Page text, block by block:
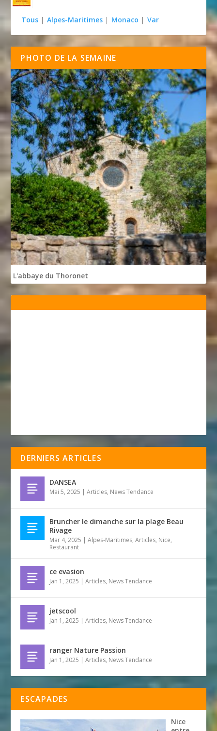
Tous | Alpes-Maritimes | Monaco | Var
PHOTO DE LA SEMAINE
L'abbaye du Thoronet
DERNIERS ARTICLES
DANSEA
Mai 5, 2025 |Articles, News Tendance
Bruncher le dimanche sur la plage Beau
Rivage
Mar 4, 2025 |Alpes-Maritimes,Articles, Nice,
Restaurant
ce evasion
Jan 1, 2025 |Articles, News Tendance
jetscool
Jan 1, 2025 |Articles, News Tendance
ranger Nature Passion
Jan 1, 2025 |Articles, News Tendance
ESCAPADES
Nice